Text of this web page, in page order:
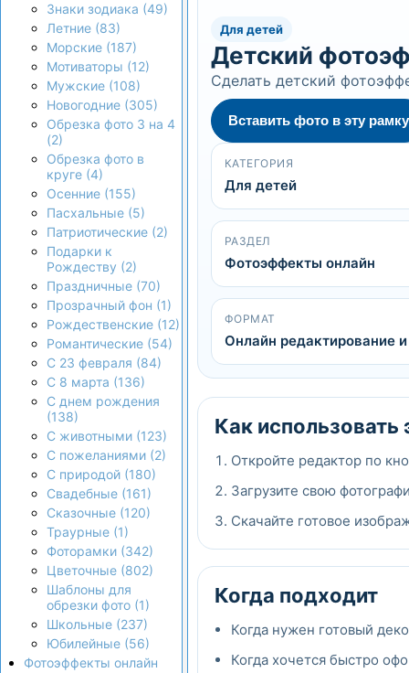
Знаки зодиака (49)
Летние (83)
Морские (187)
Мотиваторы (12)
Мужские (108)
Новогодние (305)
Обрезка фото 3 на 4
(2)
Обрезка фото в
круге (4)
Осенние (155)
Пасхальные (5)
Патриотические (2)
Подарки к
Рождеству (2)
Праздничные (70)
Прозрачный фон (1)
Рождественские (12)
Романтические (54)
С 23 февраля (84)
С 8 марта (136)
С днем рождения
(138)
С животными (123)
С пожеланиями (2)
С природой (180)
Свадебные (161)
Сказочные (120)
Траурные (1)
Фоторамки (342)
Цветочные (802)
Шаблоны для
обрезки фото (1)
Школьные (237)
Юбилейные (56)
Фотоэффекты онлайн
Для детей
Детский
Сделать детский
Вставить фото в эту рамку
КАТЕГОРИЯ
Для детей
РАЗДЕЛ
Фотоэффекты онлайн
ФОРМАТ
Онлайн редактирование
Как использовать
Откройте редактор по
Загрузите свою
Скачайте готовое
Когда подходит
Когда нужен готовый
Когда хочется быстро